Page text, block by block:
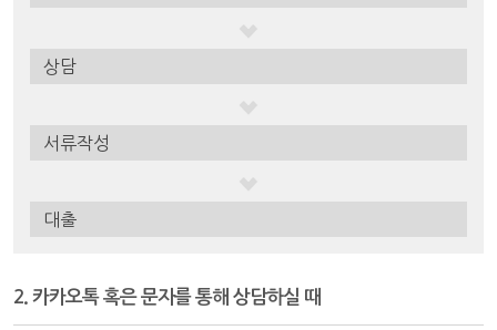
상담
서류작성
대출
2. 카카오톡 혹은 문자를 통해 상담하실 때